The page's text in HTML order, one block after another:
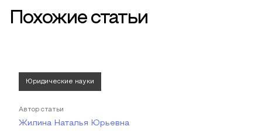
Похожие статьи
Юридические науки
Автор статьи
Жилина Наталья Юрьевна